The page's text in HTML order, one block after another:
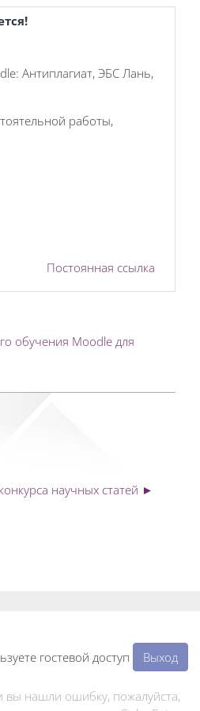
Антиплагиат, ЭБС Лань,
работы,
Постоянная ссылка
обучения Moodle для
научных статей ►
гостевой доступ Выход
вы нашли ошибку, пожалуйста,